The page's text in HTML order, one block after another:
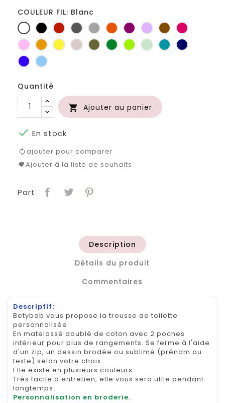
COULEUR FIL: Blanc
BlancNoir RougeGris
foncé
Gris
clair
Orange
PruneLilasMarronFuchsia
RoseJaune
d'or
jauneFicelleKaki Vert
bouteille
Anis Vert
d'eau
Turquoise
Marine
Bleu
roi
Bleu
Quantité
 Ajouter au panier
 En stock
ajouter pour comparer
Ajouter à la liste de souhaits
Part
Description
Détails du produit
Commentaires
Descriptif:
Betybab vous propose la trousse de toilette
personnalisée.
En matelassé doublé de coton avec 2 poches
intérieur pour plus de rangements. Se ferme à l'aide
d'un zip, un dessin brodée ou sublimé (prénom ou
texte) selon votre choix.
Elle existe en plusieurs couleurs.
Très facile d'entretien, elle vous sera utile pendant
longtemps.
Personnalisation en broderie.